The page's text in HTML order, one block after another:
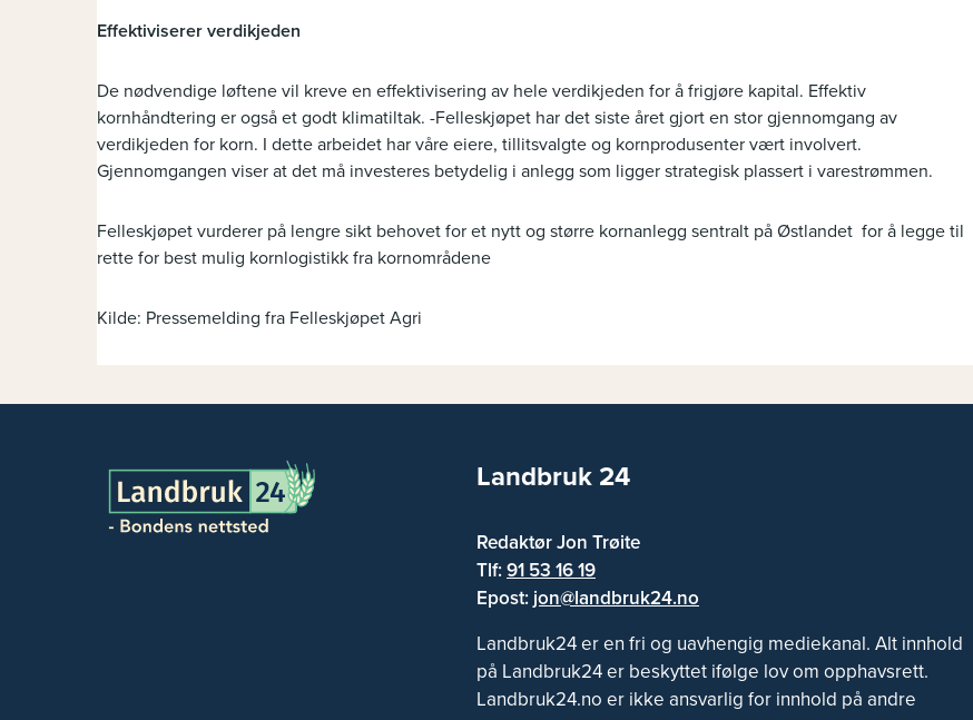
Effektiviserer verdikjeden
De nødvendige løftene vil kreve en effektivisering av hele verdikjeden for å frigjøre kapital. Effektiv
kornhåndtering er også et godt klimatiltak. -Felleskjøpet har det siste året gjort en stor gjennomgang av
verdikjeden for korn. I dette arbeidet har våre eiere, tillitsvalgte og kornprodusenter vært involvert.
Gjennomgangen viser at det må investeres betydelig i anlegg som ligger strategisk plassert i varestrømmen.
Felleskjøpet vurderer på lengre sikt behovet for et nytt og større kornanlegg sentralt på Østlandet for å legge til
rette for best mulig kornlogistikk fra kornområdene
Kilde: Pressemelding fra Felleskjøpet Agri
Landbruk 24
Redaktør Jon Trøite
Tlf:91 53 16 19
Epost: jon@landbruk24.no
Landbruk24 er en fri og uavhengig mediekanal. Alt innhold
på Landbruk24 er beskyttet ifølge lov om opphavsrett.
Landbruk24.no er ikke ansvarlig for innhold på andre